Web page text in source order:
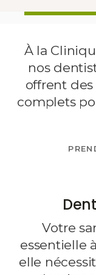
À la
nos
offrent
complets
Votre
essentielle
elle